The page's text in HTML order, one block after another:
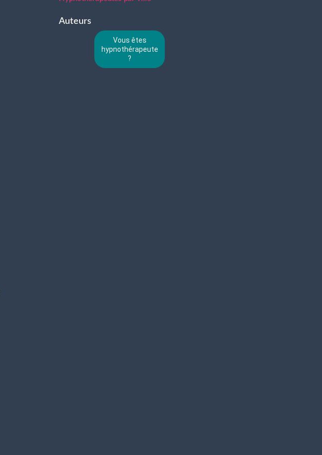
Auteurs
Vous êtes
hypnothérapeute
?